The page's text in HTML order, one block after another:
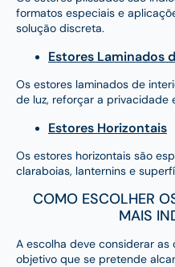
formatos especiais e
solução discreta.
Estores Laminados
Os estores laminados de
de luz, reforçar a privacidade
Estores Horizontais
Os estores horizontais são
claraboias, lanternins e
COMO ESCOLHER
MAIS
A escolha deve considerar
objetivo que se pretende